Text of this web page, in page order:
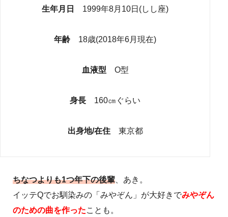
生年月日 1999年8月10日(しし座)
年齢 18歳(2018年6月現在)
血液型 O型
身長 160㎝ぐらい
出身地/在住 東京都
ちなつよりも1つ年下の後輩 、あき。
イッテQでお馴染みの「みやぞん」が大好きでみやぞん
のための曲を作ったことも。